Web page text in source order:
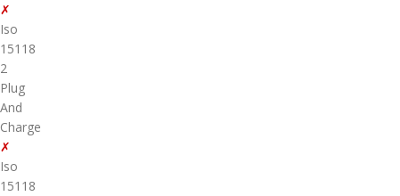
✗
Iso
15118
2
Plug
And
Charge
✗
Iso
15118